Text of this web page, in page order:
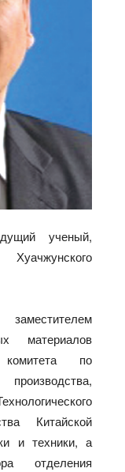
ученый,
материалов
комитета по
Китайской
и техники, а
отделения